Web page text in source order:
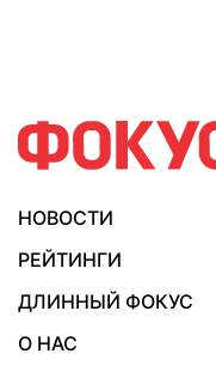
НОВОСТИ
РЕЙТИНГИ
ДЛИННЫЙ ФОКУС
О НАС